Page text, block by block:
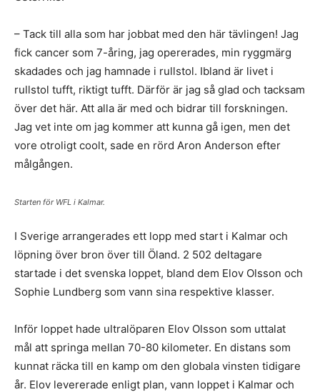
– Tack till alla som har jobbat med den här tävlingen! Jag
fick cancer som 7-åring, jag opererades, min ryggmärg
skadades och jag hamnade i rullstol. Ibland är livet i
rullstol tufft, riktigt tufft. Därför är jag så glad och tacksam
över det här. Att alla är med och bidrar till forskningen.
Jag vet inte om jag kommer att kunna gå igen, men det
vore otroligt coolt, sade en rörd Aron Anderson efter
målgången.
Starten för WFL i Kalmar.
I Sverige arrangerades ett lopp med start i Kalmar och
löpning över bron över till Öland. 2 502 deltagare
startade i det svenska loppet, bland dem Elov Olsson och
Sophie Lundberg som vann sina respektive klasser.
Inför loppet hade ultralöparen Elov Olsson som uttalat
mål att springa mellan 70-80 kilometer. En distans som
kunnat räcka till en kamp om den globala vinsten tidigare
år. Elov levererade enligt plan, vann loppet i Kalmar och